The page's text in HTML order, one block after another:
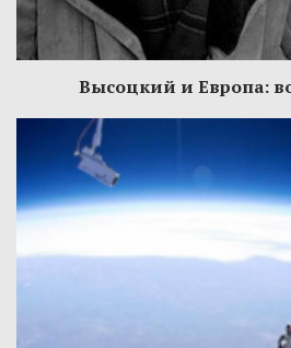
Высоцкий и Европа: